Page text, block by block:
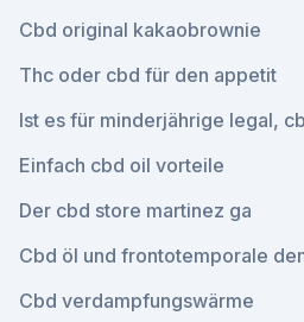
Cbd original kakaobrownie
Thc oder cbd für den appetit
Ist es für minderjährige legal,
Einfach cbd oil vorteile
Der cbd store martinez ga
Cbd öl und frontotemporale
Cbd verdampfungswärme